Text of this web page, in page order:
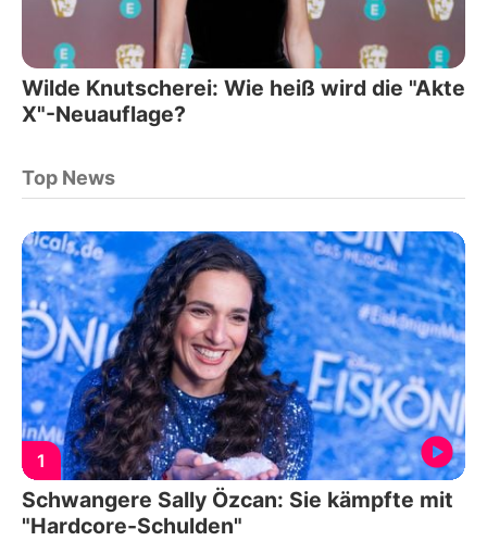
Wilde Knutscherei: Wie heiß wird die "Akte
X"-Neuauflage?
Top News
1
Schwangere Sally Özcan: Sie kämpfte mit
"Hardcore-Schulden"